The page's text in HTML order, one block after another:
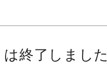
終了しました